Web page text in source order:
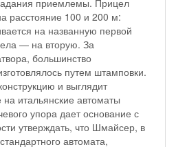
расстояние 100 и 200 м:
на названную первой
— на вторую. За
большинство
путем штамповки.
и выглядит
итальянские автоматы
упора дает основание с
утверждать, что Шмайсер, в
автомата,